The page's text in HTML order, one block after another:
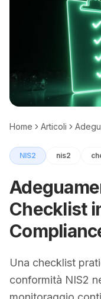
Home Articoli
NIS2 nis2
Checklist
Una checklist
conformità NIS2